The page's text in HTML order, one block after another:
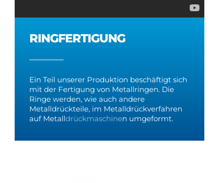
RINGFERTIGUNG
Ein Teil unserer Produktion beschäftigt sich
mit der Fertigung von Metallringen. Die
Ringe werden, wie auch andere
Metalldrückteile, im Metalldrückverfahren
auf Metalldrückmaschinen umgeformt.